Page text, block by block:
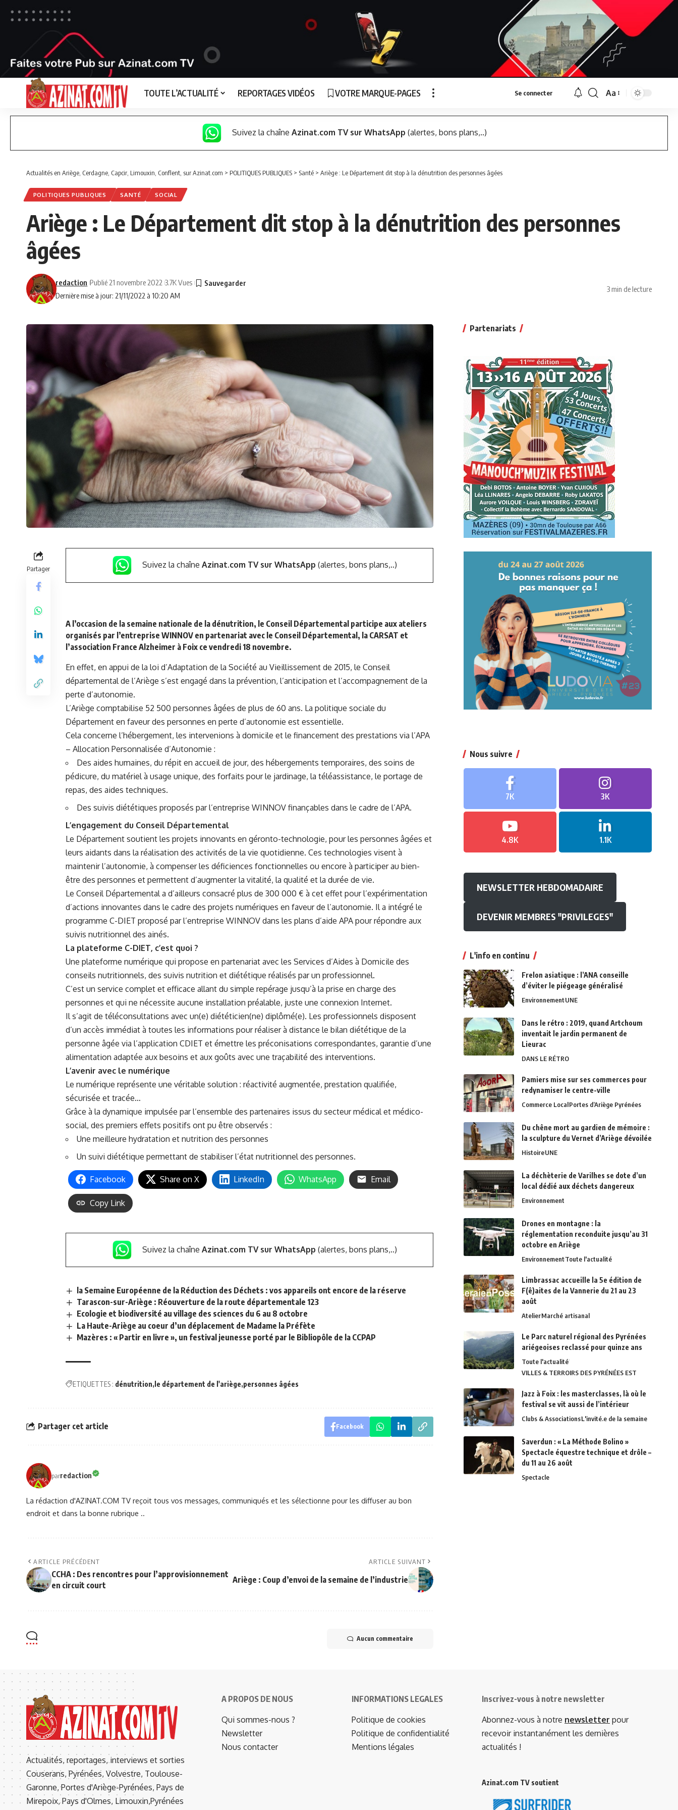
TOUTE L’ACTUALITÉ REPORTAGES VIDÉOS VOTRE MARQUE-PAGES Se connecter
Font
Aa
Suivez la chaîne Azinat.com TV sur WhatsApp (alertes, bons plans,..)
Actualités en Ariège, Cerdagne, Capcir, Limouxin, Conflent, sur Azinat.com > POLITIQUES PUBLIQUES > Santé > Ariège : Le Département dit stop à la dénutrition des personnes âgées
POLITIQUES PUBLIQUES SANTÉ SOCIAL
Ariège : Le Département dit stop à la dénutrition des personnes
âgées
Dernière mise à jour: 21/11/2022 à 10:20 AM
redaction Publié 21 novembre 2022 3.7K Vues
3 min de lecture
Partager Suivez la chaîne Azinat.com TV sur WhatsApp (alertes, bons plans,..)
A l’occasion de la semaine nationale de la dénutrition, le Conseil Départemental participe aux ateliers
organisés par l’entreprise WINNOV en partenariat avec le Conseil Départemental, la CARSAT et
l’association France Alzheimer à Foix ce vendredi 18 novembre.
En effet, en appui de la loi d’Adaptation de la Société au Vieillissement de 2015, le Conseil
départemental de l’Ariège s’est engagé dans la prévention, l’anticipation et l’accompagnement de la
perte d’autonomie.
L’Ariège comptabilise 52 500 personnes âgées de plus de 60 ans. La politique sociale du
Département en faveur des personnes en perte d’autonomie est essentielle.
Cela concerne l’hébergement, les intervenions à domicile et le financement des prestations via l’APA
– Allocation Personnalisée d’Autonomie :
Des aides humaines, du répit en accueil de jour, des hébergements temporaires, des soins de
pédicure, du matériel à usage unique, des forfaits pour le jardinage, la téléassistance, le portage de
repas, des aides techniques.
Des suivis diététiques proposés par l’entreprise WINNOV finançables dans le cadre de l’APA.
L’engagement du Conseil Départemental
Le Département soutient les projets innovants en géronto-technologie, pour les personnes âgées et
leurs aidants dans la réalisation des activités de la vie quotidienne. Ces technologies visent à
maintenir l’autonomie, à compenser les déficiences fonctionnelles ou encore à participer au bien-
être des personnes et permettent d’augmenter la vitalité, la qualité et la durée de vie.
Le Conseil Départemental a d’ailleurs consacré plus de 300 000 € à cet effet pour l’expérimentation
d’actions innovantes dans le cadre des projets numériques en faveur de l’autonomie. Il a intégré le
programme C-DIET proposé par l’entreprise WINNOV dans les plans d’aide APA pour répondre aux
suivis nutritionnel des ainés.
La plateforme C-DIET, c’est quoi ?
Une plateforme numérique qui propose en partenariat avec les Services d’Aides à Domicile des
conseils nutritionnels, des suivis nutrition et diététique réalisés par un professionnel.
C’est un service complet et efficace allant du simple repérage jusqu’à la prise en charge des
personnes et qui ne nécessite aucune installation préalable, juste une connexion Internet.
Il s’agit de téléconsultations avec un(e) diététicien(ne) diplômé(e). Les professionnels disposent
d’un accès immédiat à toutes les informations pour réaliser à distance le bilan diététique de la
personne âgée via l’application CDIET et émettre les préconisations correspondantes, garantie d’une
alimentation adaptée aux besoins et aux goûts avec une traçabilité des interventions.
L’avenir avec le numérique
Le numérique représente une véritable solution : réactivité augmentée, prestation qualifiée,
sécurisée et tracée…
Grâce à la dynamique impulsée par l’ensemble des partenaires issus du secteur médical et médico-
social, des premiers effets positifs ont pu être observés :
Une meilleure hydratation et nutrition des personnes
Un suivi diététique permettant de stabiliser l’état nutritionnel des personnes.
Facebook Share on X LinkedIn WhatsApp Email
Copy Link
Suivez la chaîne Azinat.com TV sur WhatsApp (alertes, bons plans,..)
la Semaine Européenne de la Réduction des Déchets : vos appareils ont encore de la réserve
Tarascon-sur-Ariège : Réouverture de la route départementale 123
Ecologie et biodiversité au village des sciences du 6 au 8 octobre
La Haute-Ariège au coeur d’un déplacement de Madame la Préfète
Mazères : « Partir en livre », un festival jeunesse porté par le Bibliopôle de la CCPAP
ETIQUETTES : dénutrition le département de l'ariège personnes âgées
Partager cet article Facebook
parredaction
La rédaction d'AZINAT.COM TV reçoit tous vos messages, communiqués et les sélectionne pour les diffuser au bon
endroit et dans la bonne rubrique ..
ARTICLE PRÉCÉDENT
CCHA : Des rencontres pour l’approvisionnement
en circuit court
ARTICLE SUIVANT
Ariège : Coup d’envoi de la semaine de l’industrie
Aucun commentaire
Partenariats
Nous suivre
7K 3K
4.8K 1.1K
NEWSLETTER HEBDOMADAIRE
DEVENIR MEMBRES "PRIVILEGES"
L'info en continu
Frelon asiatique : l’ANA conseille
d’éviter le piégeage généralisé
EnvironnementUNE
Dans le rétro : 2019, quand Artchoum
inventait le jardin permanent de
Lieurac
DANS LE RÉTRO
Pamiers mise sur ses commerces pour
redynamiser le centre-ville
Commerce LocalPortes d’Ariège Pyrénées
Du chêne mort au gardien de mémoire :
la sculpture du Vernet d’Ariège dévoilée
HistoireUNE
La déchèterie de Varilhes se dote d’un
local dédié aux déchets dangereux
Environnement
Drones en montagne : la
réglementation reconduite jusqu’au 31
octobre en Ariège
EnvironnementToute l'actualité
Limbrassac accueille la 5e édition de
F(ê)aites de la Vannerie du 21 au 23
août
AtelierMarché artisanal
Le Parc naturel régional des Pyrénées
ariégeoises reclassé pour quinze ans
Toute l'actualité
VILLES & TERROIRS DES PYRÉNÉES EST
Jazz à Foix : les masterclasses, là où le
festival se vit aussi de l’intérieur
Clubs & AssociationsL'invité.e de la semaine
Saverdun : « La Méthode Bolino »
Spectacle équestre technique et drôle –
du 11 au 26 août
Spectacle
Actualités, reportages, interviews et sorties
Couserans, Pyrénées, Volvestre, Toulouse-
Garonne, Portes d'Ariège-Pyrénées, Pays de
Mirepoix, Pays d'Olmes, Limouxin,Pyrénées
A PROPOS DE NOUS
Qui sommes-nous ?
Newsletter
Nous contacter
INFORMATIONS LEGALES
Politique de cookies
Politique de confidentialité
Mentions légales
Inscrivez-vous à notre newsletter
Abonnez-vous à notre newsletter pour
recevoir instantanément les dernières
actualités !
Azinat.com TV soutient